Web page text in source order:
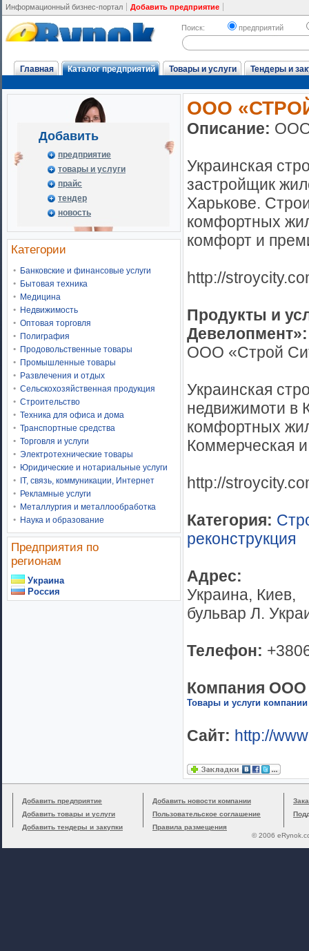
Информационный бизнес-портал Добавить предприятие
Поиск: предприятий
Главная Каталог предприятий Товары и услуги Тендеры и
Добавить
предприятие
товары и услуги
прайс
тендер
новость
Категории
Банковские и финансовые услуги
Бытовая техника
Медицина
Недвижимость
Оптовая торговля
Полиграфия
Продовольственные товары
Промышленные товары
Развлечения и отдых
Сельскохозяйственная продукция
Строительство
Техника для офиса и дома
Транспортные средства
Торговля и услуги
Электротехнические товары
Юридические и нотариальные услуги
IT, связь, коммуникации, Интернет
Рекламные услуги
Металлургия и металлообработка
Наука и образование
Предприятия по
регионам
Украина
Россия
ООО
Описание: ООО
Украинская
застройщик
Харькове.
комфортных
комфорт и
http://
Продукты и
Девелопмент»:
ООО «Строй
Украинская
недвижимоти в
комфортных
Коммерческая
http://
Категория:
реконструкция
Адрес:
Украина, Киев,
бульвар Л.
Телефон:
Компания ООО
Товары и услуги компании
Сайт: http://
Добавить предприятие
Добавить товары и услуги
Добавить тендеры и закупки
Добавить новости компании
Пользовательское соглашение
Правила размещения
© 2006